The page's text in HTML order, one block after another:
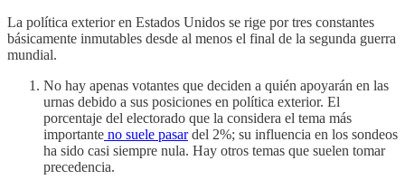
La política exterior en Estados Unidos se rige por tres constantes
básicamente inmutables desde al menos el final de la segunda guerra
mundial.
No hay apenas votantes que deciden a quién apoyarán en las
urnas debido a sus posiciones en política exterior. El
porcentaje del electorado que la considera el tema más
importante no suele pasardel 2%; su influencia en los sondeos
ha sido casi siempre nula. Hay otros temas que suelen tomar
precedencia.